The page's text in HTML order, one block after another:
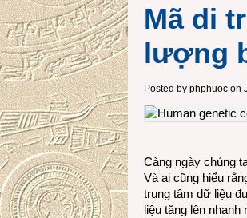
Mã di
lượng
Posted by phphuoc on
Càng ngày chúng
Và ai cũng hiểu
trung tâm dữ liệu
liệu tăng lên